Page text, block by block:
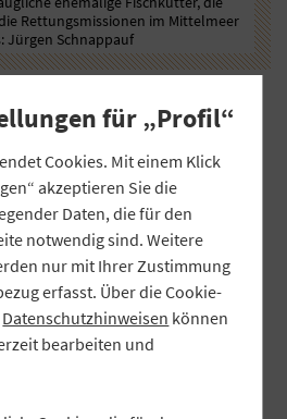
die „Sea-Eye“
Sie an Bord waren?
Männer sowie eine
Kindern, ein etwa
und ein etwa zwölfjähriger
eine Flüchtlingsboot
auch am Wetter in unserem
haben. Bei bestimmten
für „Profil“
Cookies. Mit einem Klick
akzeptieren Sie die
Daten, die für den
notwendig sind. Weitere
nur mit Ihrer Zustimmung
erfasst. Über die Cookie-
Datenschutzhinweisen können
bearbeiten und